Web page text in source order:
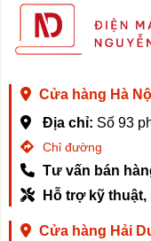
Cửa hàng Hà
Địa chỉ: Số 93
Chỉ đường
Tư vấn bán
Hỗ trợ kỹ thuật,
Cửa hàng Hải